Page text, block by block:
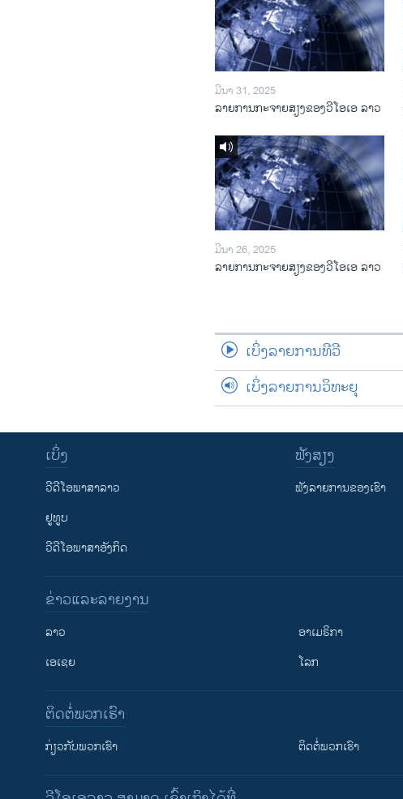
ມີນາ 31, 2025
ລາຍການກະຈາຍສຽງຂອງວີໂອເອ ລາວ
ມີນາ 26, 2025
ລາຍການກະຈາຍສຽງຂອງວີໂອເອ ລາວ
ເບິ່ງລາຍການທີວີ
ເບິ່ງລາຍການວິທະຍຸ
ເບິ່ງ
ວີດີໂອພາສາລາວ
ຢູທູບ
ວີດີໂອພາສາອັງກິດ
ຟັງສຽງ
ຟັງລາຍການຂອງເຮົາ
ຂ່າວແລະລາຍງານ
ລາວ
ເອເຊຍ
ອາເມຣິກາ
ໂລກ
ຕິດຕໍ່ພວກເຮົາ
ກ່ຽວກັບພວກເຮົາ ຕິດຕໍ່ພວກເຮົາ